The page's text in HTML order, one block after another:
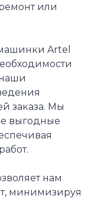
или
Artel
заказа. Мы
выгодные
нам
минимизируя